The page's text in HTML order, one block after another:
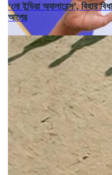
‘নো ইন্ডিয়া অ্যালায়েন্স’, বিহার
আপের